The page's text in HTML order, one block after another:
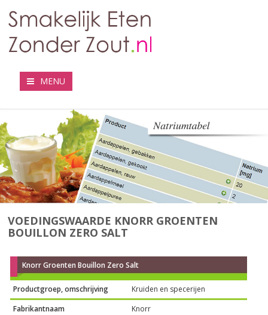
MENU
VOEDINGSWAARDE KNORR GROENTEN
BOUILLON ZERO SALT
Knorr Groenten Bouillon Zero Salt
Productgroep, omschrijving
Kruiden en specerijen
Fabrikantnaam
Knorr